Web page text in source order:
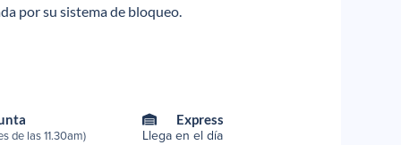
por su sistema de bloqueo.
de las 11.30am)
Express
Llega en el día